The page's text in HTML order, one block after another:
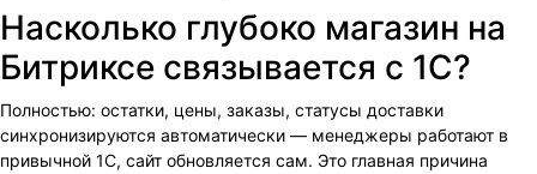
Насколько глубоко магазин на
Битриксе связывается с 1С?
Полностью: остатки, цены, заказы, статусы доставки
синхронизируются автоматически — менеджеры работают в
привычной 1С, сайт обновляется сам. Это главная причина